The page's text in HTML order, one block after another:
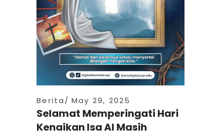
Berita May 29, 2025
Selamat Memperingati Hari
Kenaikan Isa Al Masih